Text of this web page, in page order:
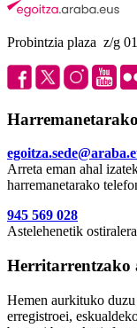
Probintzia plaza z/g
Arreta eman ahal
harremanetarako
945 569 028
Astelehenetik
Herritarrentzako
Hemen aurkituko duzu
erregistroei,